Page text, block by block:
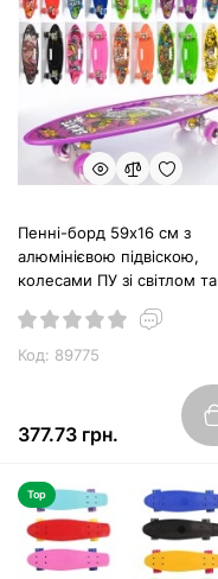
Пенні-борд 59х16 см з
алюмінієвою підвіскою,
колесами ПУ зі світлом та
асортименті
Код: 89775
377.73 грн.
Top